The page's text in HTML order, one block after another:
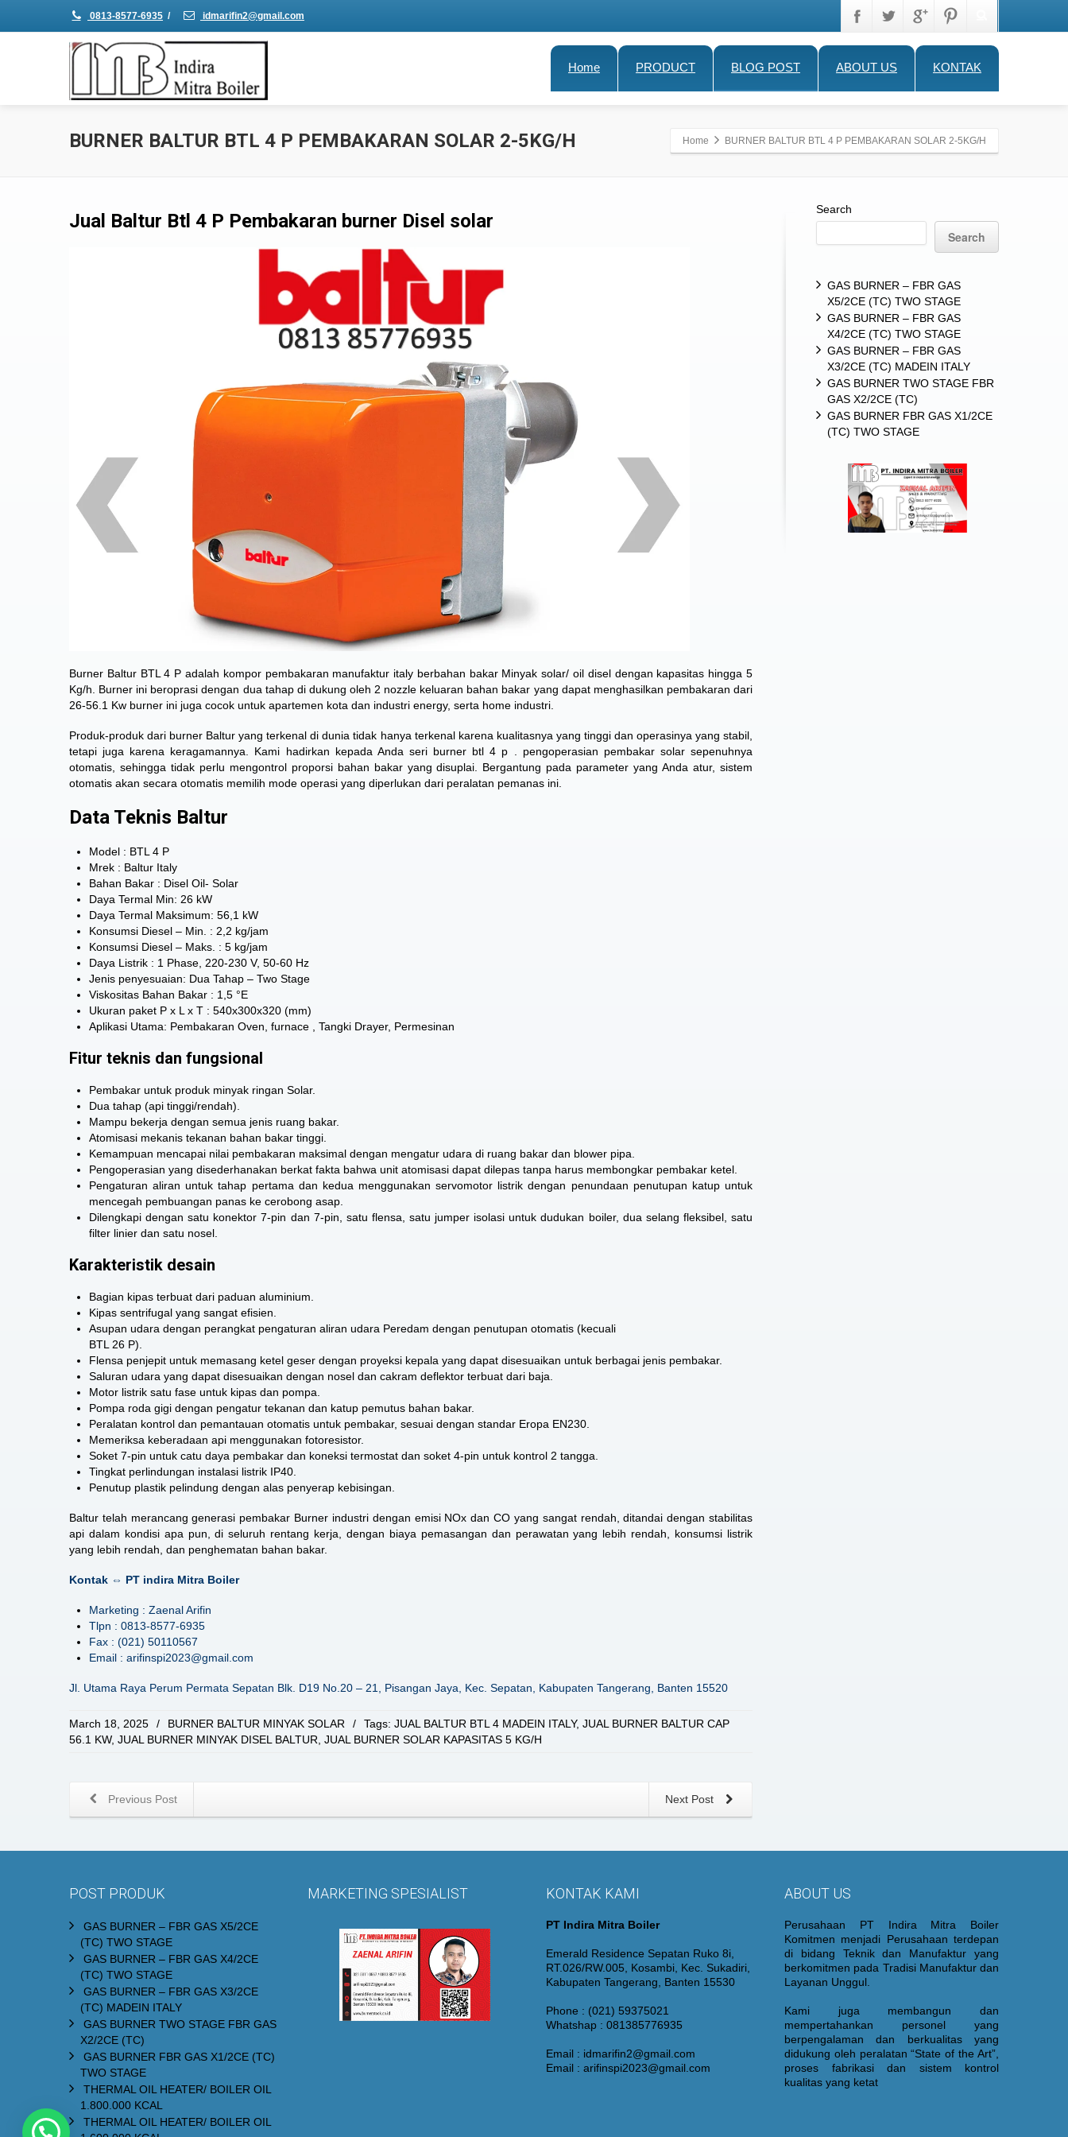
0813-8577-6935 / idmarifin2@gmail.com
Home PRODUCT BLOG POST ABOUT US KONTAK
BURNER BALTUR BTL 4 P PEMBAKARAN SOLAR 2-5KG/H Home BURNER BALTUR BTL 4 P PEMBAKARAN SOLAR 2-5KG/H
Jual Baltur Btl 4 P Pembakaran burner Disel solar
Burner Baltur BTL 4 P adalah kompor pembakaran manufaktur italy berbahan bakar Minyak solar/ oil disel dengan kapasitas hingga 5
Kg/h. Burner ini beroprasi dengan dua tahap di dukung oleh 2 nozzle keluaran bahan bakar yang dapat menghasilkan pembakaran dari
26-56.1 Kw burner ini juga cocok untuk apartemen kota dan industri energy, serta home industri.
Produk-produk dari burner Baltur yang terkenal di dunia tidak hanya terkenal karena kualitasnya yang tinggi dan operasinya yang stabil,
tetapi juga karena keragamannya. Kami hadirkan kepada Anda seri burner btl 4 p . pengoperasian pembakar solar sepenuhnya
otomatis, sehingga tidak perlu mengontrol proporsi bahan bakar yang disuplai. Bergantung pada parameter yang Anda atur, sistem
otomatis akan secara otomatis memilih mode operasi yang diperlukan dari peralatan pemanas ini.
Data Teknis Baltur
Model : BTL 4 P
Mrek : Baltur Italy
Bahan Bakar : Disel Oil- Solar
Daya Termal Min: 26 kW
Daya Termal Maksimum: 56,1 kW
Konsumsi Diesel – Min. : 2,2 kg/jam
Konsumsi Diesel – Maks. : 5 kg/jam
Daya Listrik : 1 Phase, 220-230 V, 50-60 Hz
Jenis penyesuaian: Dua Tahap – Two Stage
Viskositas Bahan Bakar : 1,5 °E
Ukuran paket P x L x T : 540x300x320 (mm)
Aplikasi Utama: Pembakaran Oven, furnace , Tangki Drayer, Permesinan
Fitur teknis dan fungsional
Pembakar untuk produk minyak ringan Solar.
Dua tahap (api tinggi/rendah).
Mampu bekerja dengan semua jenis ruang bakar.
Atomisasi mekanis tekanan bahan bakar tinggi.
Kemampuan mencapai nilai pembakaran maksimal dengan mengatur udara di ruang bakar dan blower pipa.
Pengoperasian yang disederhanakan berkat fakta bahwa unit atomisasi dapat dilepas tanpa harus membongkar pembakar ketel.
Pengaturan aliran untuk tahap pertama dan kedua menggunakan servomotor listrik dengan penundaan penutupan katup untuk
mencegah pembuangan panas ke cerobong asap.
Dilengkapi dengan satu konektor 7-pin dan 7-pin, satu flensa, satu jumper isolasi untuk dudukan boiler, dua selang fleksibel, satu
filter linier dan satu nosel.
Karakteristik desain
Bagian kipas terbuat dari paduan aluminium.
Kipas sentrifugal yang sangat efisien.
Asupan udara dengan perangkat pengaturan aliran udara Peredam dengan penutupan otomatis (kecuali
BTL 26 P).
Flensa penjepit untuk memasang ketel geser dengan proyeksi kepala yang dapat disesuaikan untuk berbagai jenis pembakar.
Saluran udara yang dapat disesuaikan dengan nosel dan cakram deflektor terbuat dari baja.
Motor listrik satu fase untuk kipas dan pompa.
Pompa roda gigi dengan pengatur tekanan dan katup pemutus bahan bakar.
Peralatan kontrol dan pemantauan otomatis untuk pembakar, sesuai dengan standar Eropa EN230.
Memeriksa keberadaan api menggunakan fotoresistor.
Soket 7-pin untuk catu daya pembakar dan koneksi termostat dan soket 4-pin untuk kontrol 2 tangga.
Tingkat perlindungan instalasi listrik IP40.
Penutup plastik pelindung dengan alas penyerap kebisingan.
Baltur telah merancang generasi pembakar Burner industri dengan emisi NOx dan CO yang sangat rendah, ditandai dengan stabilitas
api dalam kondisi apa pun, di seluruh rentang kerja, dengan biaya pemasangan dan perawatan yang lebih rendah, konsumsi listrik
yang lebih rendah, dan penghematan bahan bakar.
Kontak ⇔ PT indira Mitra Boiler
Marketing : Zaenal Arifin
Tlpn : 0813-8577-6935
Fax : (021) 50110567
Email : arifinspi2023@gmail.com
Jl. Utama Raya Perum Permata Sepatan Blk. D19 No.20 – 21, Pisangan Jaya, Kec. Sepatan, Kabupaten Tangerang, Banten 15520
March 18, 2025 / BURNER BALTUR MINYAK SOLAR / Tags: JUAL BALTUR BTL 4 MADEIN ITALY, JUAL BURNER BALTUR CAP
56.1 KW, JUAL BURNER MINYAK DISEL BALTUR JUAL BURNER SOLAR KAPASITAS 5 KG/H
Next Post
Previous Post
Search
Search
GAS BURNER – FBR GAS
X5/2CE (TC) TWO STAGE
GAS BURNER – FBR GAS
X4/2CE (TC) TWO STAGE
GAS BURNER – FBR GAS
X3/2CE (TC) MADEIN ITALY
GAS BURNER TWO STAGE FBR
GAS X2/2CE (TC)
GAS BURNER FBR GAS X1/2CE
(TC) TWO STAGE
POST PRODUK
GAS BURNER – FBR GAS X5/2CE
(TC) TWO STAGE
GAS BURNER – FBR GAS X4/2CE
(TC) TWO STAGE
GAS BURNER – FBR GAS X3/2CE
(TC) MADEIN ITALY
GAS BURNER TWO STAGE FBR GAS
X2/2CE (TC)
GAS BURNER FBR GAS X1/2CE (TC)
TWO STAGE
THERMAL OIL HEATER/ BOILER OIL
1.800.000 KCAL
THERMAL OIL HEATER/ BOILER OIL
MARKETING SPESIALIST KONTAK KAMI
PT Indira Mitra Boiler
Emerald Residence Sepatan Ruko 8i,
RT.026/RW.005, Kosambi, Kec. Sukadiri,
Kabupaten Tangerang, Banten 15530
Phone : (021) 59375021
Whatshap : 081385776935
Email : idmarifin2@gmail.com
Email : arifinspi2023@gmail.com
ABOUT US
Perusahaan PT Indira Mitra Boiler
Komitmen menjadi Perusahaan terdepan
di bidang Teknik dan Manufaktur yang
berkomitmen pada Tradisi Manufaktur dan
Layanan Unggul.
Kami juga membangun dan
mempertahankan personel yang
berpengalaman dan berkualitas yang
didukung oleh peralatan “State of the Art”,
proses fabrikasi dan sistem kontrol
kualitas yang ketat